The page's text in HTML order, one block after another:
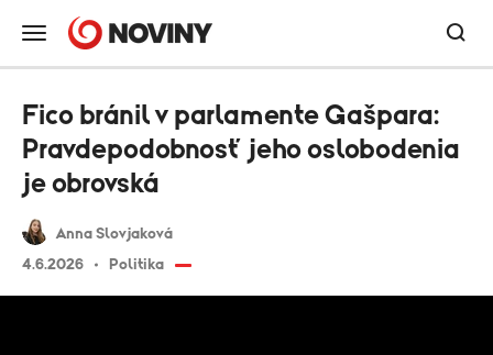
Anna Slovjaková
4.6.2026
Politika
Fico bránil v parlamente Gašpara:
Pravdepodobnosť jeho oslobodenia
je obrovská